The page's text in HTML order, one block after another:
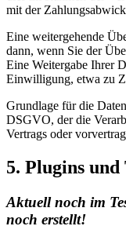
mit der
Eine weitergehende
dann, wenn Sie der
Eine Weitergabe Ihrer
Einwilligung, etwa zu
Grundlage für die
DSGVO, der die
Vertrags oder
5. Plugins und
Aktuell noch im
noch erstellt!